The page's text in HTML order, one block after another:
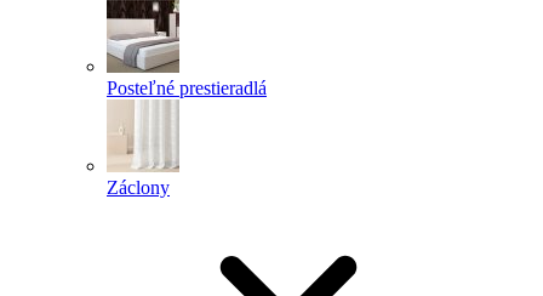
Posteľné prestieradlá
Záclony